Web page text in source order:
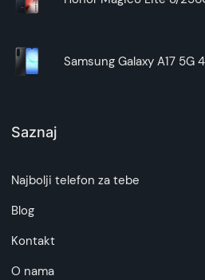
Samsung Galaxy A17 5G
Saznaj
Najbolji telefon za tebe
Blog
Kontakt
O nama